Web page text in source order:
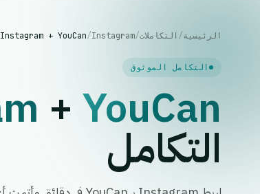
الرئيسية/ التكاملات/
Instagram
/
Instagram + YouCan
التكامل الموثوق
+ YouCan
التكامل